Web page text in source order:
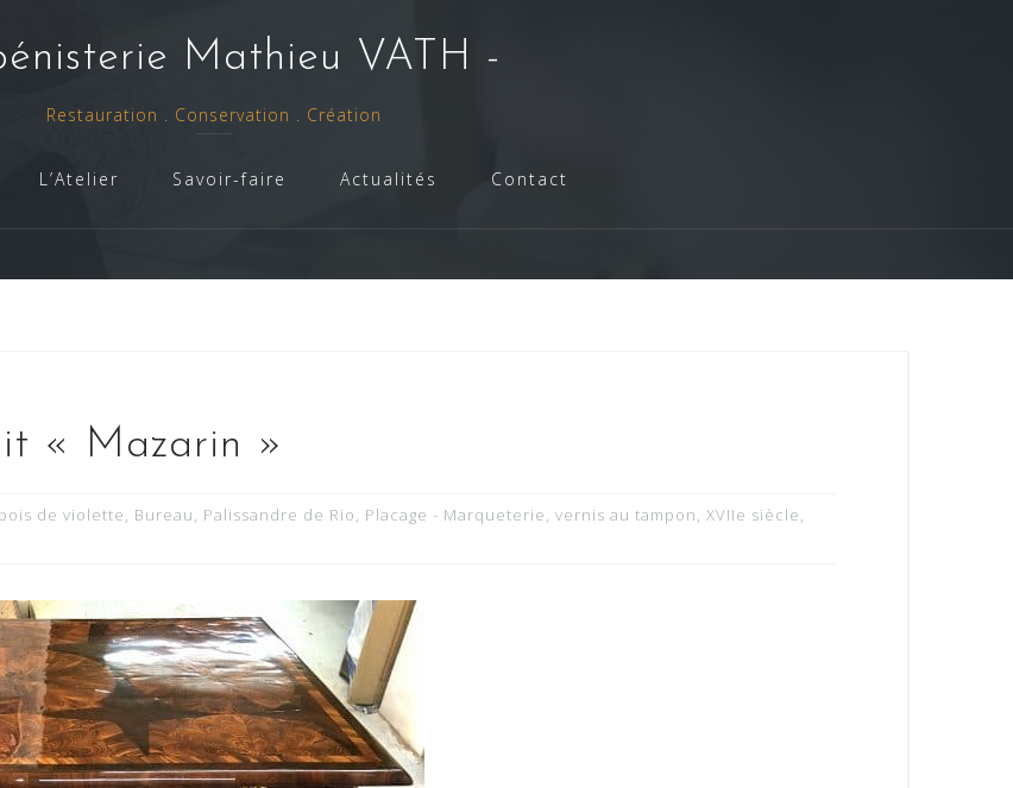
Mathieu VATH -
Restauration . Conservation . Création
L’Atelier Savoir-faire Actualités Contact
« Mazarin »
bois de violette, Bureau, Palissandre de Rio, Placage - Marqueterie, vernis au tampon, XVIIe siècle,